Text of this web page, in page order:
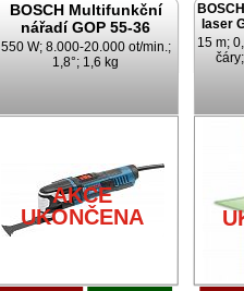
BOSCH Multifunkční
nářadí GOP 55-36
550 W; 8.000-20.000 ot/min.;
1,8°; 1,6 kg
AKCE
UKONČENA
laser
15 m;